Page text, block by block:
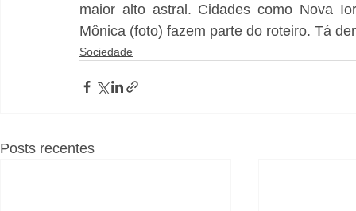
maior alto astral. Cidades como Nova
Mônica (foto) fazem parte do roteiro. Tá
Sociedade
Posts recentes